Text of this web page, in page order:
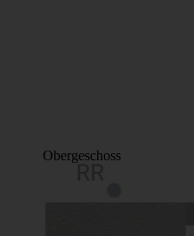
Obergeschoss